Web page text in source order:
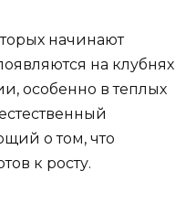
начинают
на клубнях
особенно в теплых
о том, что
к росту.